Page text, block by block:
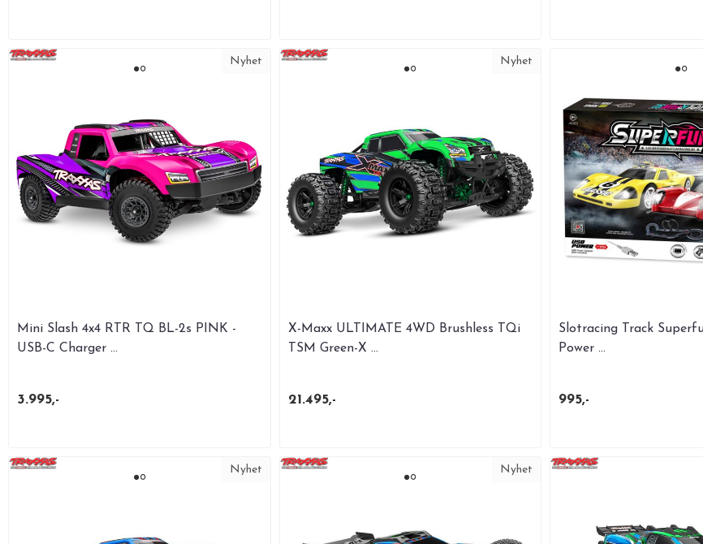
Nyhet
Mini Slash 4x4 RTR TQ BL-2s PINK -
USB-C Charger ...
3.995,-
Nyhet
X-Maxx ULTIMATE 4WD Brushless TQi
TSM Green-X ...
21.495,-
Slotracing Track
Power ...
995,-
Nyhet Nyhet